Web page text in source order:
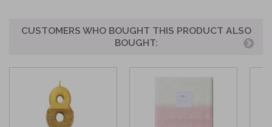
CUSTOMERS WHO BOUGHT THIS PRODUCT ALSO
BOUGHT: